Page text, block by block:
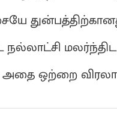
நல்லாட்சி
அதை ஒற்றை